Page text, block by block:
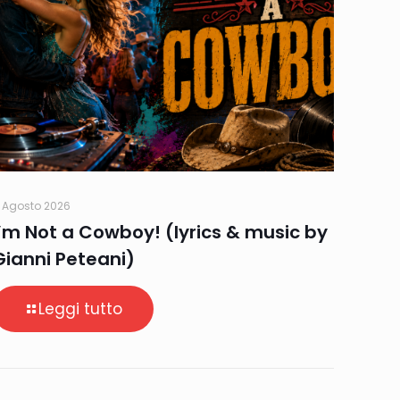
2026
Not a Cowboy! (lyrics & music by
Peteani)
Leggi tutto